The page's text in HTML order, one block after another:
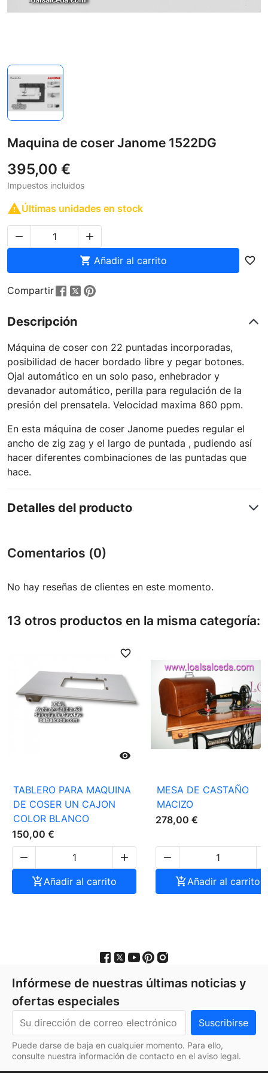
Maquina de coser Janome 1522DG
395,00 €
Impuestos incluidos
Últimas unidades en stock


 Añadir al carrito favorite_border
Compartir
Descripción
Máquina de coser con 22 puntadas incorporadas,
posibilidad de hacer bordado libre y pegar botones.
Ojal automático en un solo paso, enhebrador y
devanador automático, perilla para regulación de la
presión del prensatela. Velocidad maxima 860 ppm.
En esta máquina de coser Janome puedes regular el
ancho de zig zag y el largo de puntada , pudiendo así
hacer diferentes combinaciones de las puntadas que
hace.
Detalles del producto
Comentarios (0)
No hay reseñas de clientes en este momento.
13 otros productos en la misma categoría:

favorite_border
TABLERO PARA MAQUINA
DE COSER UN CAJON
COLOR BLANCO
150,00 €


Añadir al carrito
MESA DE CASTAÑO
MACIZO
278,00 €

Añadir al carrito
Infórmese de nuestras últimas noticias y
ofertas especiales
Puede darse de baja en cualquier momento. Para ello,
consulte nuestra información de contacto en el aviso legal.